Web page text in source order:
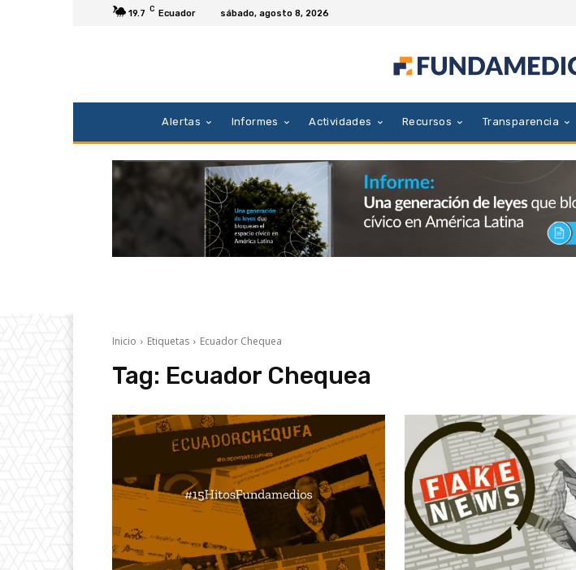
19.7 C Ecuador sábado, agosto 8, 2026
Alertas Informes Actividades Recursos Transparencia
Inicio Etiquetas Ecuador Chequea
Tag: Ecuador Chequea